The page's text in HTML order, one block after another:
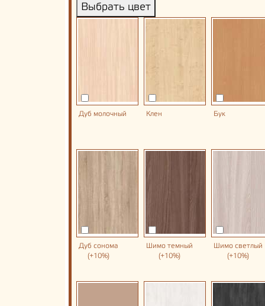
Выбрать цвет
Дуб молочный Клен Бук
Дуб сонома
(+10%)
Шимо темный
(+10%)
Шимо светлый
(+10%)